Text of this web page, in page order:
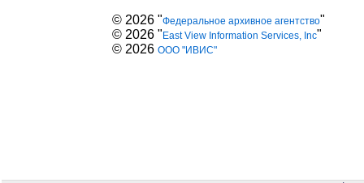
© 2026 "Федеральное архивное агентство"
© 2026 " East View Information Services, Inc"
© 2026 ООО "ИВИС"